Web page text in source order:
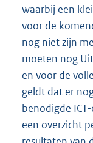
waarbij een
voor de
nog niet zijn
moeten nog
en voor de
geldt dat er
benodigde
een overzicht